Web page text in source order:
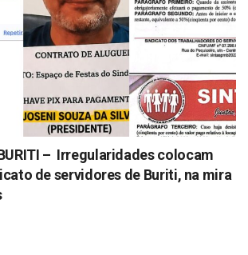
– Irregularidades colocam
de servidores de Buriti, na mira